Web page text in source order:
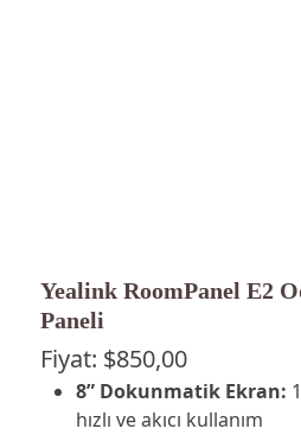
Yealink RoomPanel E2
Paneli
Fiyat: $850,00
8” Dokunmatik Ekran:
hızlı ve akıcı kullanım